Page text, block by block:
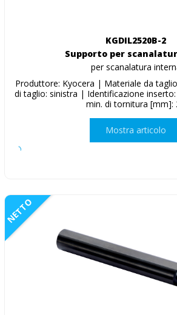
KGDIL2520B-2
Supporto per
per scanalatura
Produttore: Kyocera | Materiale da
di taglio: sinistra | Identificazione
min. di tornitura [mm]:
Mostra articolo
NETTO